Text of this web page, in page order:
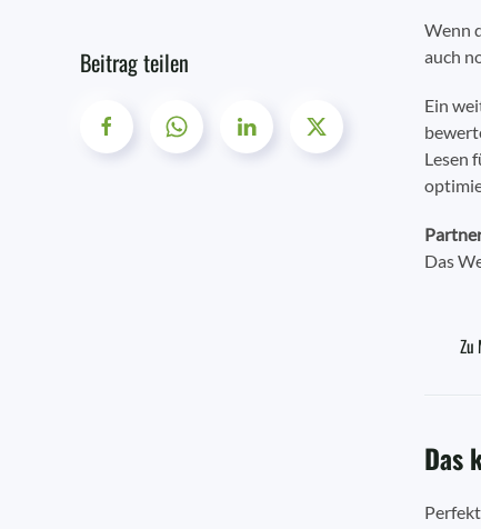
Wenn
auch
Ein
Lesen
Das
Zu
Das
Beitrag teilen